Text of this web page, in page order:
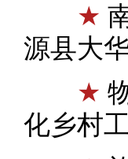
★
源县大
★
化乡村